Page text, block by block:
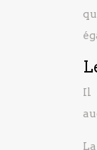
Il